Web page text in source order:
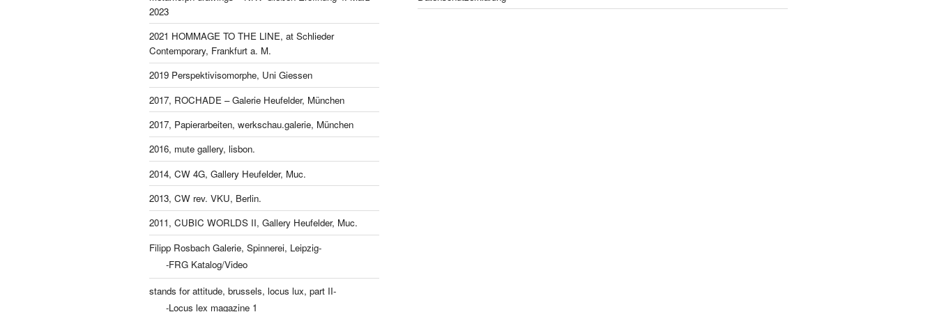
2023
2021 HOMMAGE TO THE LINE, at Schlieder
Contemporary, Frankfurt a. M.
2019 Perspektivisomorphe, Uni Giessen
2017, ROCHADE – Galerie Heufelder, München
2017, Papierarbeiten, werkschau.galerie, München
2016, mute gallery, lisbon.
2014, CW 4G, Gallery Heufelder, Muc.
2013, CW rev. VKU, Berlin.
2011, CUBIC WORLDS II, Gallery Heufelder, Muc.
Filipp Rosbach Galerie, Spinnerei, Leipzig-
-FRG Katalog/Video
stands for attitude, brussels, locus lux, part II-
-Locus lex magazine 1